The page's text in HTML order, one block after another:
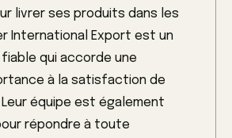
livrer ses produits dans les
International Export est un
qui accorde une
à la satisfaction de
équipe est également
répondre à toute